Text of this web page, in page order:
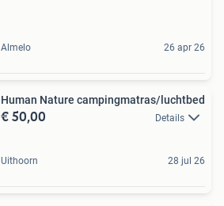
Almelo 26 apr 26
Human Nature campingmatras/luchtbed
€ 50,00 Details
Uithoorn 28 jul 26